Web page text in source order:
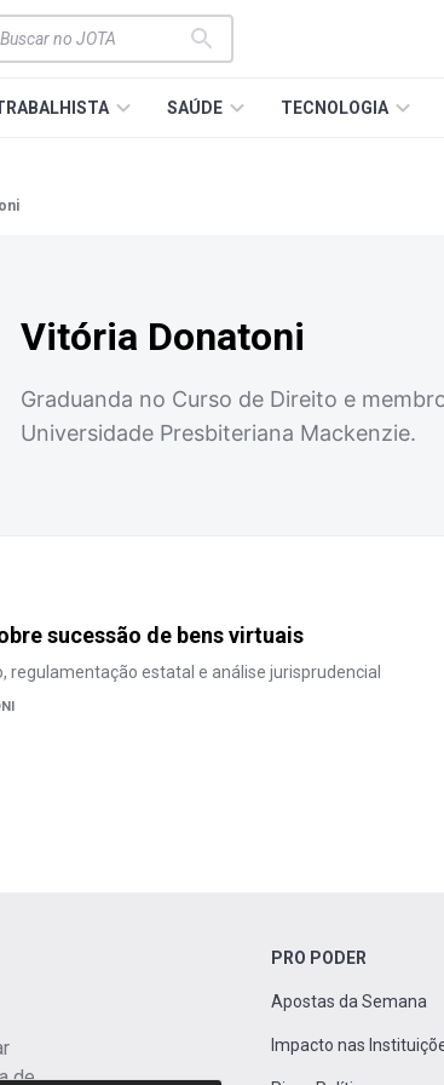
SAÚDE TECNOLOGIA
Vitória Donatoni
Graduanda no Curso de Direito e
Universidade Presbiteriana Mackenzie.
sucessão de bens virtuais
regulamentação estatal e análise jurisprudencial
de
PRO PODER
Apostas da Semana
Impacto nas